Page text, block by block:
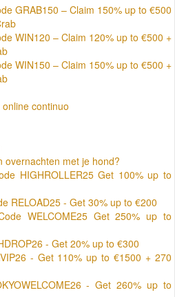
GRAB150 – Claim 150% up to €500
WIN120 – Claim 120% up to €500 +
WIN150 – Claim 150% up to €500 +
continuo
overnachten met je hond?
HIGHROLLER25 Get 100% up to
RELOAD25 - Get 30% up to €200
WELCOME25 Get 250% up to
- Get 20% up to €300
- Get 110% up to €1500 + 270
- Get 260% up to